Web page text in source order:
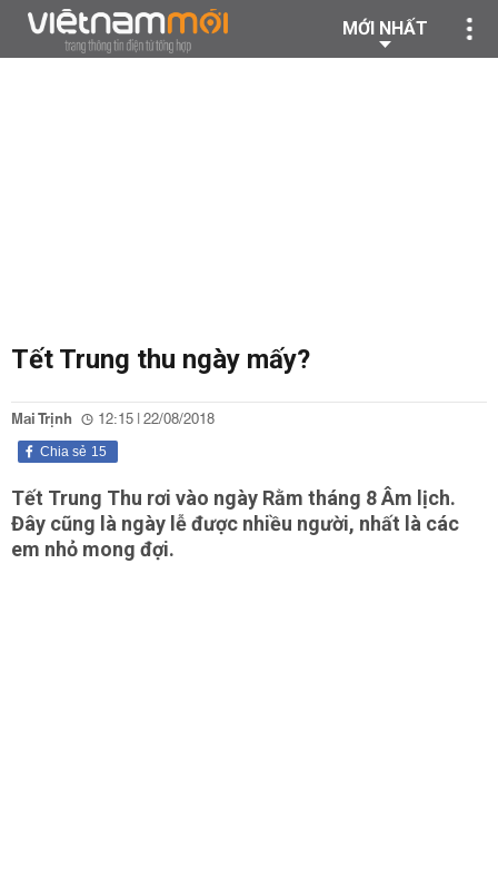
MỚI NHẤT
Tết Trung thu ngày mấy?
Mai Trịnh 12:15 | 22/08/2018
15
Chia sẻ
Tết Trung Thu rơi vào ngày Rằm tháng 8 Âm lịch.
Đây cũng là ngày lễ được nhiều người, nhất là các
em nhỏ mong đợi.